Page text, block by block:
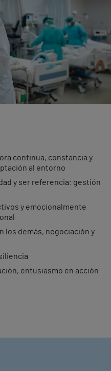
continua, constancia y
al entorno
y ser referencia: gestión
y emocionalmente
los demás, negociación y
entusiasmo en acción